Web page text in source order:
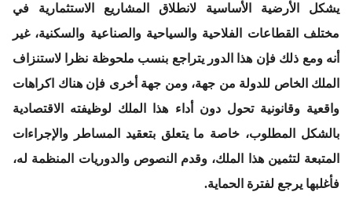
يشكل الأرضية الأساسية لانطلاق المشاريع الاستثمارية في
مختلف القطاعات الفلاحية والسياحية والصناعية والسكنية، غير
أنه ومع ذلك فإن هذا الدور يتراجع بنسب ملحوظة نظرا لاستنزاف
الملك الخاص للدولة من جهة، ومن جهة أخرى فإن هناك اكراهات
واقعية وقانونية تحول دون أداء هذا الملك لوظيفته الاقتصادية
بالشكل المطلوب، خاصة ما يتعلق بتعقيد المساطر والإجراءات
المتبعة لتثمين هذا الملك، وقدم النصوص والدوريات المنظمة له،
فأغلبها يرجع لفترة الحماية.